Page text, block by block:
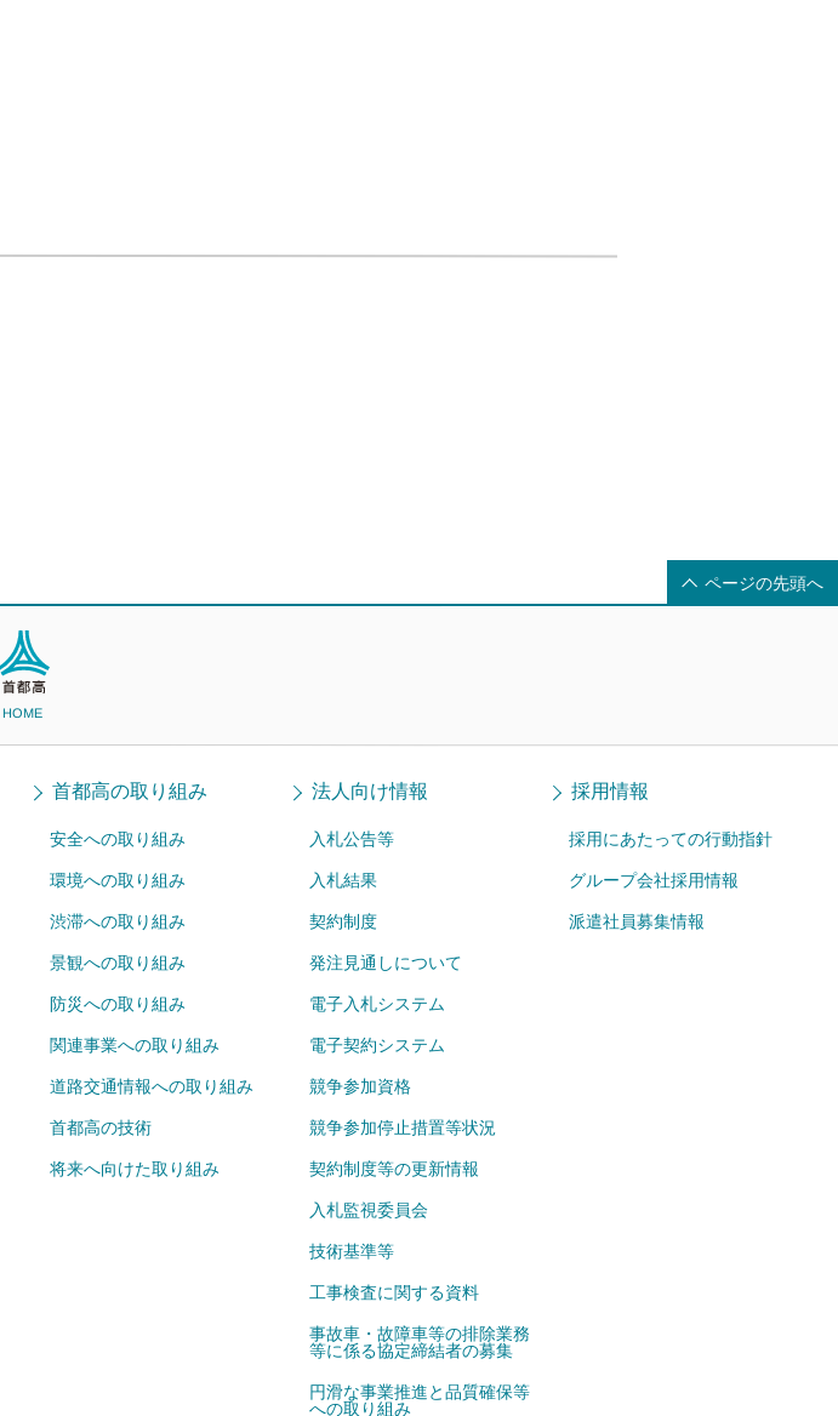
ページの先頭へ
HOME
首都高の取り組み
安全への取り組み
環境への取り組み
渋滞への取り組み
景観への取り組み
防災への取り組み
関連事業への取り組み
道路交通情報への取り組み
首都高の技術
将来へ向けた取り組み
法人向け情報
入札公告等
入札結果
契約制度
発注見通しについて
電子入札システム
電子契約システム
競争参加資格
競争参加停止措置等状況
契約制度等の更新情報
入札監視委員会
技術基準等
工事検査に関する資料
事故車・故障車等の排除業務
等に係る協定締結者の募集
円滑な事業推進と品質確保等
への取り組み
採用情報
採用にあたっての行動指針
グループ会社採用情報
派遣社員募集情報